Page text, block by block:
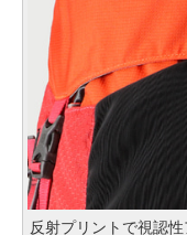
反射プリントで視認